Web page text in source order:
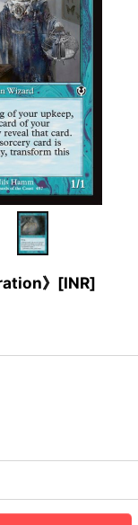
》[INR]